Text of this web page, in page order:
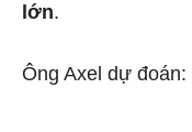
lớn.
Ông Axel dự đoán: